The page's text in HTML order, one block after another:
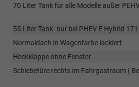
70 Liter Tank für alle Modelle außer
55 Liter Tank- nur bei PHEV E Hybrid 171
Normaldach in Wagenfarbe lackiert
Heckklappe ohne Fenster
Schiebetüre rechts im Fahrgastraum (